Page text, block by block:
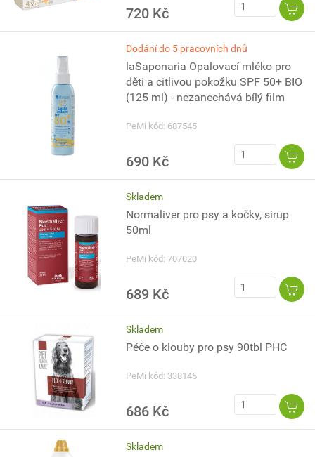
720 Kč
Dodání do 5 pracovních dnů
laSaponaria Opalovací mléko pro
děti a citlivou pokožku SPF 50+ BIO
(125 ml) - nezanechává bílý film
PeMi kód: 687545
690 Kč
Skladem
Normaliver pro psy a kočky, sirup
50ml
PeMi kód: 707020
689 Kč
Skladem
Péče o klouby pro psy 90tbl PHC
PeMi kód: 338145
686 Kč
Skladem